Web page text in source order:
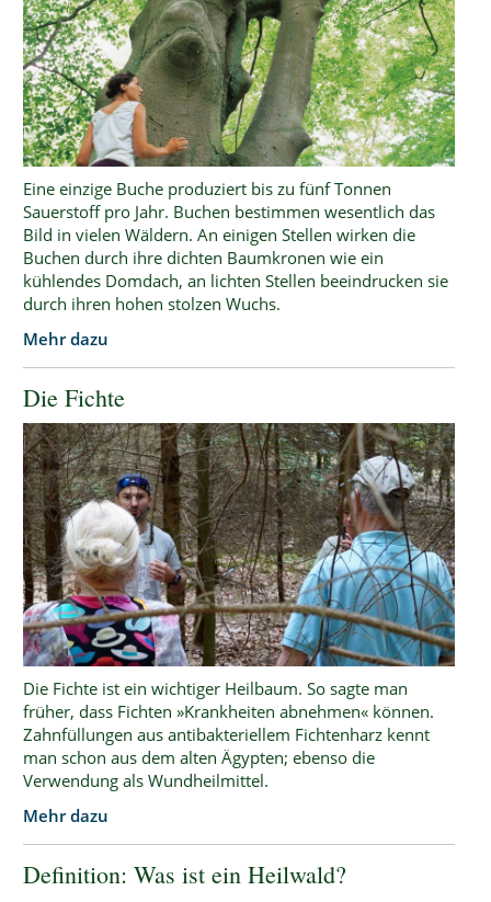
Eine einzige Buche produziert bis zu fünf Tonnen
Sauerstoff pro Jahr. Buchen bestimmen wesentlich das
Bild in vielen Wäldern. An einigen Stellen wirken die
Buchen durch ihre dichten Baumkronen wie ein
kühlendes Domdach, an lichten Stellen beeindrucken sie
durch ihren hohen stolzen Wuchs.
Mehr dazu
Die Fichte
Die Fichte ist ein wichtiger Heilbaum. So sagte man
früher, dass Fichten »Krankheiten abnehmen« können.
Zahnfüllungen aus antibakteriellem Fichtenharz kennt
man schon aus dem alten Ägypten; ebenso die
Verwendung als Wundheilmittel.
Mehr dazu
Definition: Was ist ein Heilwald?